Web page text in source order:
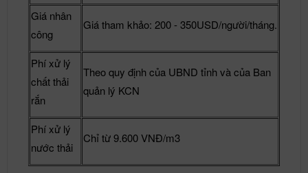
Giá nhân
công
Giá tham khảo: 200 - 350USD/người/tháng.
Phí xử lý
chất thải
rắn
Theo quy định của UBND tỉnh và của Ban
quản lý KCN
Phí xử lý
nước thải
Chỉ từ 9.600 VNĐ/m3